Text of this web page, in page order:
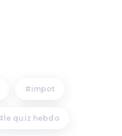
impot
le quiz hebdo